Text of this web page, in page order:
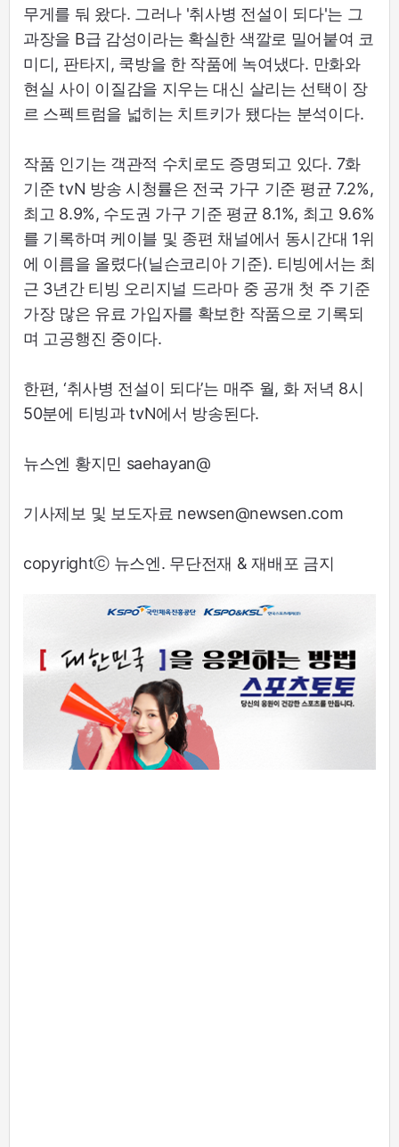
무게를 둬 왔다. 그러나 '취사병 전설이 되다'는 그
과장을 B급 감성이라는 확실한 색깔로 밀어붙여 코
미디, 판타지, 쿡방을 한 작품에 녹여냈다. 만화와
현실 사이 이질감을 지우는 대신 살리는 선택이 장
르 스펙트럼을 넓히는 치트키가 됐다는 분석이다.
작품 인기는 객관적 수치로도 증명되고 있다. 7화
기준 tvN 방송 시청률은 전국 가구 기준 평균 7.2%,
최고 8.9%, 수도권 가구 기준 평균 8.1%, 최고 9.6%
를 기록하며 케이블 및 종편 채널에서 동시간대 1위
에 이름을 올렸다(닐슨코리아 기준). 티빙에서는 최
근 3년간 티빙 오리지널 드라마 중 공개 첫 주 기준
가장 많은 유료 가입자를 확보한 작품으로 기록되
며 고공행진 중이다.
한편, ‘취사병 전설이 되다’는 매주 월, 화 저녁 8시
50분에 티빙과 tvN에서 방송된다.
뉴스엔 황지민 saehayan@
기사제보 및 보도자료 newsen@newsen.com
copyrightⓒ 뉴스엔. 무단전재 & 재배포 금지